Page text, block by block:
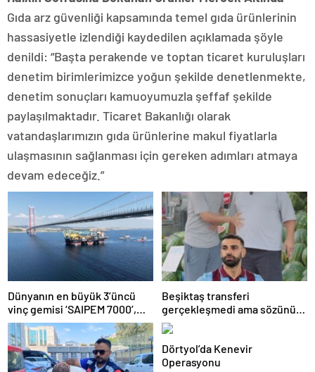
Gıda arz güvenliği kapsamında temel gıda ürünlerinin
hassasiyetle izlendiği kaydedilen açıklamada şöyle
denildi: “Başta perakende ve toptan ticaret kuruluşları
denetim birimlerimizce yoğun şekilde denetlenmekte,
denetim sonuçları kamuoyumuzla şeffaf şekilde
paylaşılmaktadır. Ticaret Bakanlığı olarak
vatandaşlarımızın gıda ürünlerine makul fiyatlarla
ulaşmasının sağlanması için gereken adımları atmaya
devam edeceğiz.”
Dünyanın en büyük 3’üncü
vinç gemisi ‘SAIPEM 7000’,
1915 Çanakkale Köprüsü’nün
altından geçti
Beşiktaş transferi
gerçekleşmedi ama sözünü
tuttu: 500 kilo karpuz dağıttı
Dörtyol’da Kenevir
Operasyonu